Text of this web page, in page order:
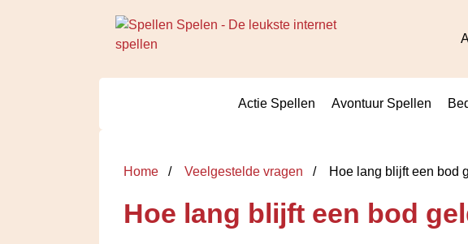
Actie Spellen Avontuur Spellen
Home Veelgestelde vragen Hoe lang blijft een bod
Hoe lang blijft een bod